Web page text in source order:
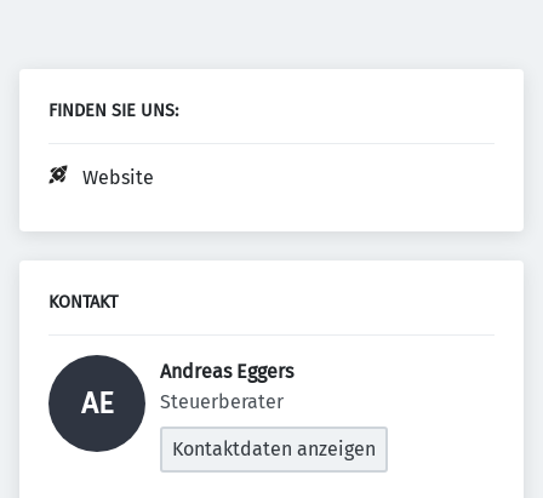
FINDEN SIE UNS:
Website
KONTAKT
AE
Andreas Eggers
Steuerberater
Kontaktdaten anzeigen